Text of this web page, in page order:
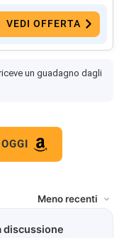
VEDI OFFERTA
un guadagno dagli
discussione